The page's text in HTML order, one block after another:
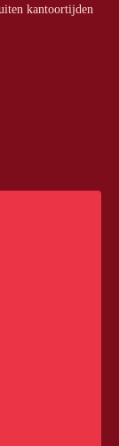
kantoortijden